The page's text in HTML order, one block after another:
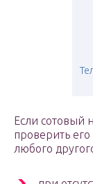
Если сотовый
проверить
любого